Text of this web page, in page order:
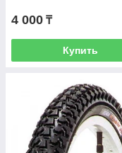
4 000 ₸
Купить